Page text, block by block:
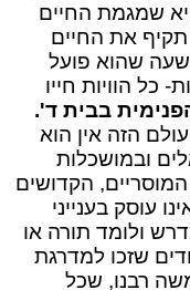
שמגמת החיים
את החיים
שהוא פועל
כל הוויות חייו
בבית ד'.
הזה אין הוא
ובמושכלות
הקדושים
עוסק בענייני
ולומד תורה או
שזכו למדרגת
רבנו, שכל